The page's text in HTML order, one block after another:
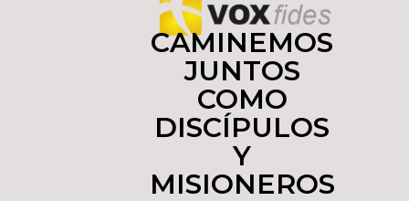
CAMINEMOS
JUNTOS
COMO
DISCÍPULOS
Y
MISIONEROS